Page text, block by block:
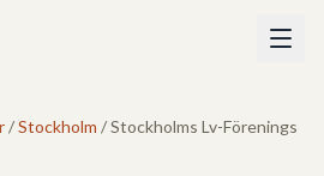
/Stockholm / Stockholms Lv-Förenings